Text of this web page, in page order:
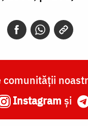
Instagram și